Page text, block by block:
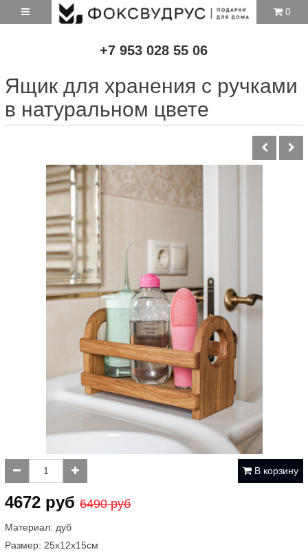
+7 953 028 55 06
0
Ящик для хранения с ручками
в натуральном цвете
В корзину
4672 руб 6490 руб
Материал: дуб
Размер: 25х12х15см